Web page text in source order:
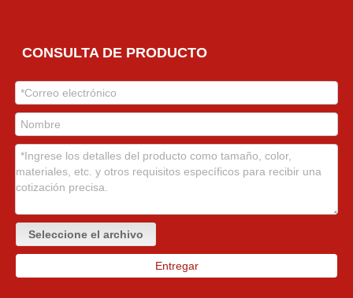
CONSULTA DE PRODUCTO
Seleccione el archivo
Entregar